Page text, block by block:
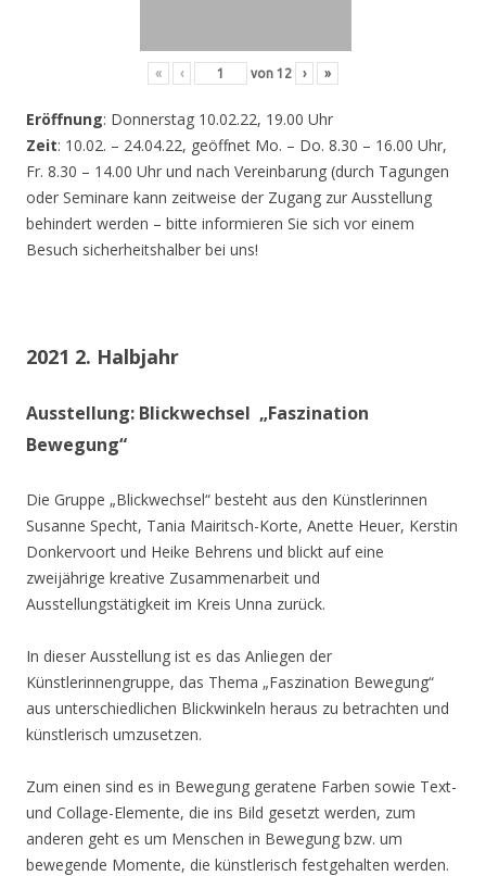
« ‹ von 12 › »
Eröffnung: Donnerstag 10.02.22, 19.00 Uhr
Zeit: 10.02. – 24.04.22, geöffnet Mo. – Do. 8.30 – 16.00 Uhr,
Fr. 8.30 – 14.00 Uhr und nach Vereinbarung (durch Tagungen
oder Seminare kann zeitweise der Zugang zur Ausstellung
behindert werden – bitte informieren Sie sich vor einem
Besuch sicherheitshalber bei uns!
2021 2. Halbjahr
Ausstellung: Blickwechsel „Faszination
Bewegung“
Die Gruppe „Blickwechsel“ besteht aus den Künstlerinnen
Susanne Specht, Tania Mairitsch-Korte, Anette Heuer, Kerstin
Donkervoort und Heike Behrens und blickt auf eine
zweijährige kreative Zusammenarbeit und
Ausstellungstätigkeit im Kreis Unna zurück.
In dieser Ausstellung ist es das Anliegen der
Künstlerinnengruppe, das Thema „Faszination Bewegung“
aus unterschiedlichen Blickwinkeln heraus zu betrachten und
künstlerisch umzusetzen.
Zum einen sind es in Bewegung geratene Farben sowie Text-
und Collage-Elemente, die ins Bild gesetzt werden, zum
anderen geht es um Menschen in Bewegung bzw. um
bewegende Momente, die künstlerisch festgehalten werden.